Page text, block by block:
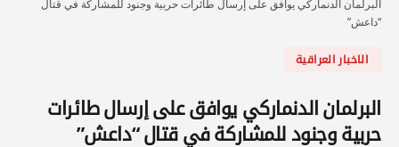
البرلمان الدنماركي يوافق على إرسال طائرات حربية وجنود للمشاركة في قتال
“داعش”
الاخبار العراقية
البرلمان الدنماركي يوافق على إرسال طائرات
حربية وجنود للمشاركة في قتال “داعش”